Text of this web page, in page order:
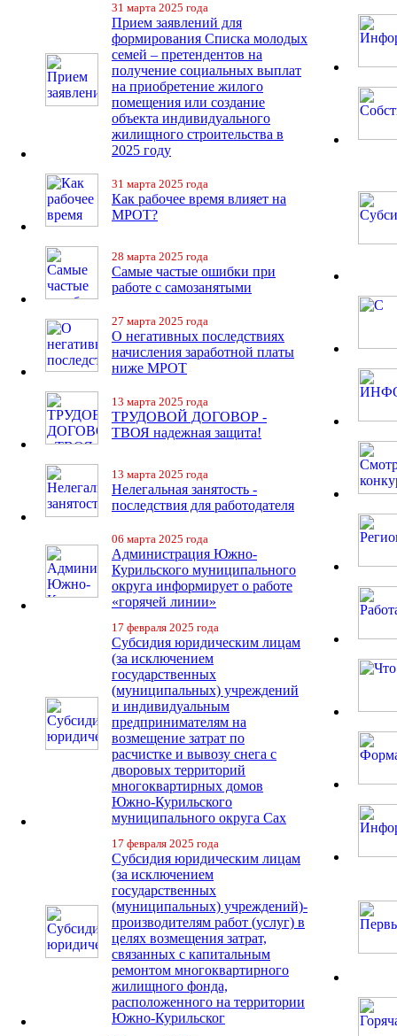
31 марта 2025 года
Прием заявлений для
формирования Списка молодых
семей – претендентов на
получение социальных выплат
на приобретение жилого
помещения или создание
объекта индивидуального
жилищного строительства в
2025 году
31 марта 2025 года
Как рабочее время влияет на
МРОТ?
28 марта 2025 года
Самые частые ошибки при
работе с самозанятыми
27 марта 2025 года
О негативных последствиях
начисления заработной платы
ниже МРОТ
13 марта 2025 года
ТРУДОВОЙ ДОГОВОР -
ТВОЯ надежная защита!
13 марта 2025 года
Нелегальная занятость -
последствия для работодателя
06 марта 2025 года
Администрация Южно-
Курильского муниципального
округа информирует о работе
«горячей линии»
17 февраля 2025 года
Субсидия юридическим лицам
(за исключением
государственных
(муниципальных) учреждений
и индивидуальным
предпринимателям на
возмещение затрат по
расчистке и вывозу снега с
дворовых территорий
многоквартирных домов
Южно-Курильского
муниципального округа Сах
17 февраля 2025 года
Субсидия юридическим лицам
(за исключением
государственных
(муниципальных) учреждений)-
производителям работ (услуг) в
целях возмещения затрат,
связанных с капитальным
ремонтом многоквартирного
жилищного фонда,
расположенного на территории
Южно-Курильског